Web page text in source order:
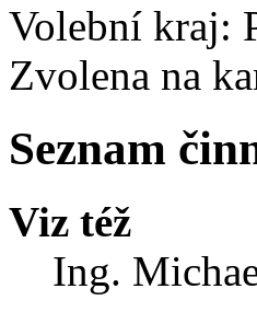
Volební kraj:
Zvolena na
Seznam
Viz též
Ing.